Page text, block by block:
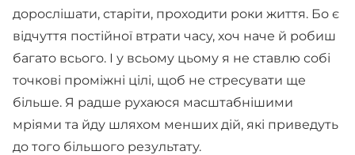
дорослішати, старіти, проходити роки життя. Бо є
відчуття постійної втрати часу, хоч наче й робиш
багато всього. І у всьому цьому я не ставлю собі
точкові проміжні цілі, щоб не стресувати ще
більше. Я радше рухаюся масштабнішими
мріями та йду шляхом менших дій, які приведуть
до того більшого результату.